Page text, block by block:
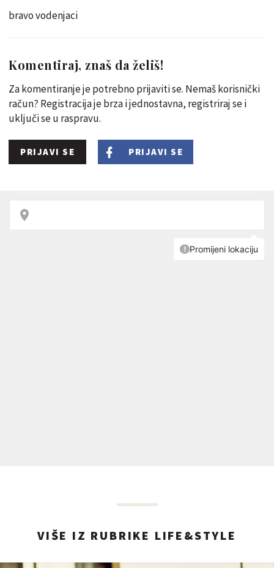
bravo vodenjaci
Komentiraj, znaš da želiš!
Za komentiranje je potrebno prijaviti se. Nemaš korisnički
račun? Registracija je brza i jednostavna, registriraj se i
uključi se u raspravu.
PRIJAVI SE PRIJAVI SE
VIŠE IZ RUBRIKE LIFE&STYLE